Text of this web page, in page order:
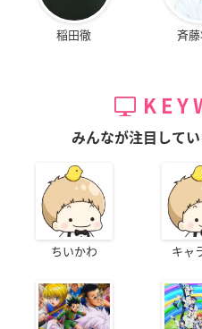
稲田徹 斉
みんなが注目して
ちいかわ キャ